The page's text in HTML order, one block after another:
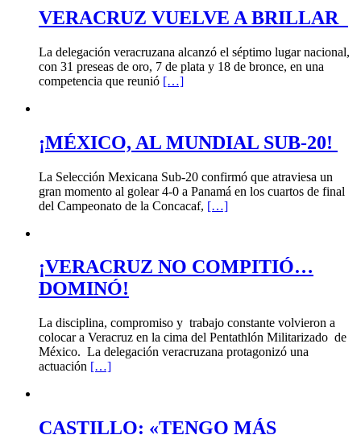
VERACRUZ VUELVE A BRILLAR
La delegación veracruzana alcanzó el séptimo lugar nacional,
con 31 preseas de oro, 7 de plata y 18 de bronce, en una
competencia que reunió […]
¡MÉXICO, AL MUNDIAL SUB-20!
La Selección Mexicana Sub-20 confirmó que atraviesa un
gran momento al golear 4-0 a Panamá en los cuartos de final
del Campeonato de la Concacaf, […]
¡VERACRUZ NO COMPITIÓ…
DOMINÓ!
La disciplina, compromiso y trabajo constante volvieron a
colocar a Veracruz en la cima del Pentathlón Militarizado de
México. La delegación veracruzana protagonizó una
actuación […]
CASTILLO: «TENGO MÁS